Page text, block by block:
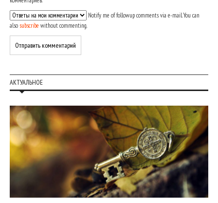
Notify me of followup comments via e-mail. You can
also subscribe without commenting.
АКТУАЛЬНОЕ